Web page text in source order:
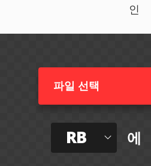
인
파일 선택
RB 에